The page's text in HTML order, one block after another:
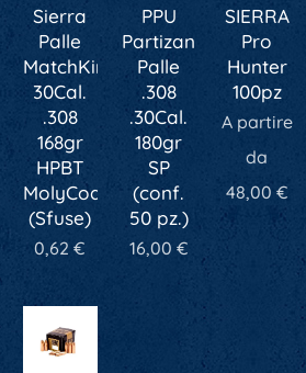
Sierra
Palle
MatchKing
30Cal.
.308
168gr
HPBT
MolyCoated
(Sfuse)
0,62 €
PPU
Partizan
Palle
.308
.30Cal.
180gr
SP
(conf.
50 pz.)
16,00 €
SIERRA
Pro
Hunter
100pz
A partire
da
48,00 €